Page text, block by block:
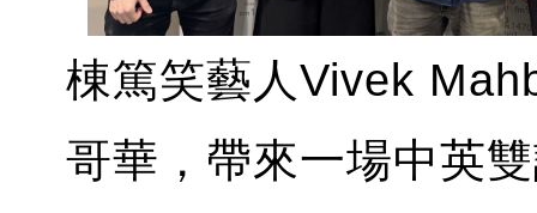
棟篤笑藝人Vivek
哥華，帶來一場中英